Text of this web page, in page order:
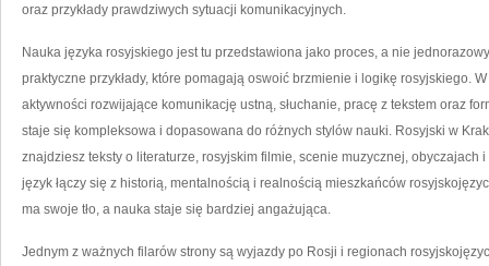
oraz przykłady prawdziwych sytuacji komunikacyjnych.
Nauka języka rosyjskiego jest tu przedstawiona jako proces, a nie
praktyczne przykłady, które pomagają oswoić brzmienie i logikę rosyjskiego.
aktywności rozwijające komunikację ustną, słuchanie, pracę z tekstem oraz
staje się kompleksowa i dopasowana do różnych stylów nauki. Rosyjski w
znajdziesz teksty o literaturze, rosyjskim filmie, scenie muzycznej, obyczajach i
język łączy się z historią, mentalnością i realnością mieszkańców
ma swoje tło, a nauka staje się bardziej angażująca.
Jednym z ważnych filarów strony są wyjazdy po Rosji i regionach